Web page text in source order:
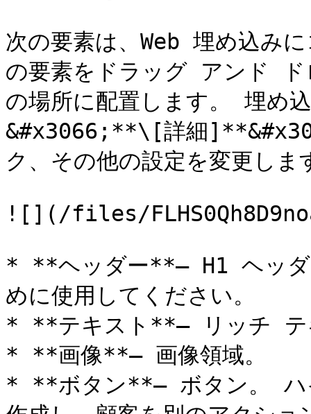
次の要素は、Web 埋め込み
の要素をドラッグ アンド ド
の場所に配置します。 埋め
&#x3066;**\[詳細
ク、その他の設定を変更しま
![](/files/
* **ヘッダー**– H1 ヘッダ
めに使用してください。
* **テキスト**– リッチ テ
* **画像**– 画像領域。
* **ボタン**– ボタン。 ハ